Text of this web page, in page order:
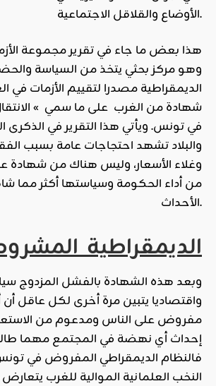
الأوضاع والقلاقل الاجتماعية.
وهو مركز بحثي يتخذ من السياسة
الديمقراطية مصدرا لتقييم الأزمات في
شهادة من الغرب على ما سمي »
في تونس. ويأتي هذا التقرير في الذكرى
والبلاد تشهد احتجاجات عامة بسبب
وغلاء الأسعار، وليس هناك من
من أداء الحكومة وسياستها أكثر مما
الأحداث.
الديمقراطية
واقتصاديا يتبين مرة أخرى لكل عاقل
مفروض على الناس ومدعوم من
إحداث أي نهضة في المجتمع مهما
فالنظام الديمقراطي المفروض في
النخب العلمانية الموالية للغرب